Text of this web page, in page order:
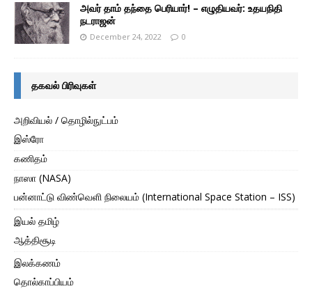
அவர் தாம் தந்தை பெரியார்! – எழுதியவர்: உதயநிதி
நடராஜன்
December 24, 2022 0
தகவல் பிரிவுகள்
அறிவியல் / தொழில்நுட்பம்
இஸ்ரோ
கணிதம்
நாஸா (NASA)
பன்னாட்டு விண்வெளி நிலையம் (International Space Station – ISS)
இயல் தமிழ்
ஆத்திசூடி
இலக்கணம்
தொல்காப்பியம்